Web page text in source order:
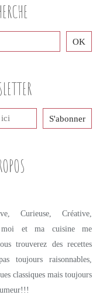
Curieuse, Créative,
moi et ma cuisine me
trouverez des recettes
toujours raisonnables,
classiques mais toujours